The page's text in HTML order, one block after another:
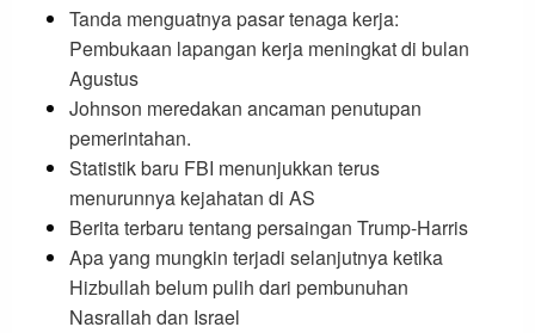
Tanda menguatnya pasar tenaga kerja:
Pembukaan lapangan kerja meningkat di bulan
Agustus
Johnson meredakan ancaman penutupan
pemerintahan.
Statistik baru FBI menunjukkan terus
menurunnya kejahatan di AS
Berita terbaru tentang persaingan Trump-Harris
Apa yang mungkin terjadi selanjutnya ketika
Hizbullah belum pulih dari pembunuhan
Nasrallah dan Israel